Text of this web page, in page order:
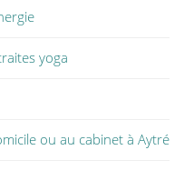
yoga
ou au cabinet à Aytré